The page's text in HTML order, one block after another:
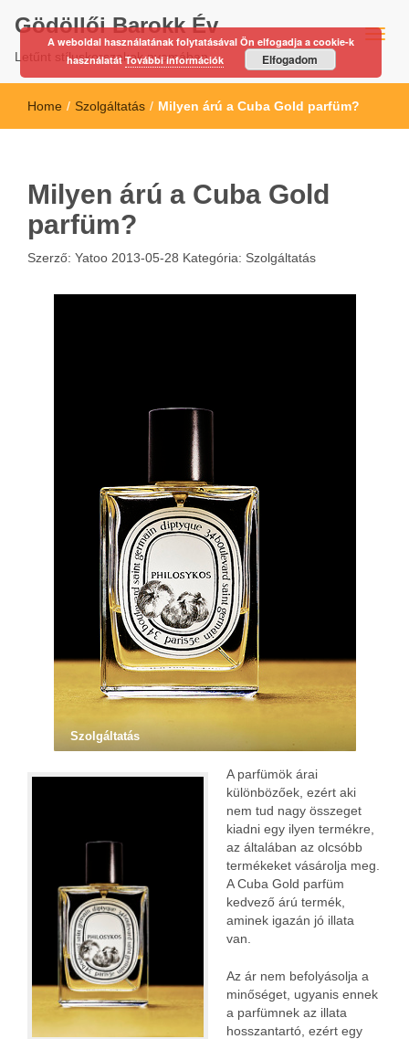
Gödöllői Barokk Év
Letűnt stíluskorszakok nyomában…
Home / Szolgáltatás / Milyen árú a Cuba Gold parfüm?
Milyen árú a Cuba Gold
parfüm?
Szerző: Yatoo 2013-05-28 Kategória: Szolgáltatás
Szolgáltatás
A parfümök árai
különbözőek, ezért aki
nem tud nagy összeget
kiadni egy ilyen termékre,
az általában az olcsóbb
termékeket vásárolja meg.
A Cuba Gold parfüm
kedvező árú termék,
aminek igazán jó illata
van.
Az ár nem befolyásolja a
minőséget, ugyanis ennek
a parfümnek az illata
hosszantartó, ezért egy
A weboldal használatának folytatásával Ön elfogadja a cookie-k
használatátTovábbi információk Elfogadom